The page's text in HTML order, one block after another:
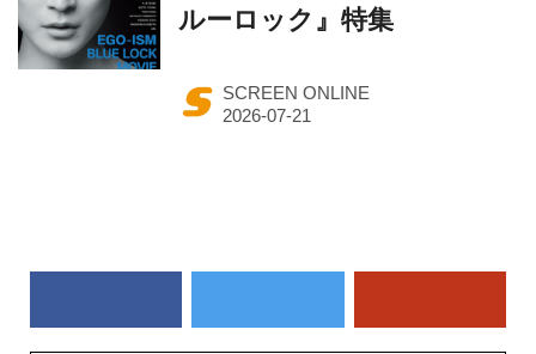
ルーロック』特集
SCREEN ONLINE
作品一覧から探す（50音順）